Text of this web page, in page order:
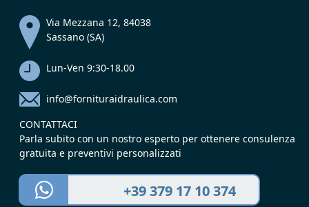
Via Mezzana 12, 84038
Sassano (SA)
Lun-Ven 9:30-18.00
info@fornituraidraulica.com
CONTATTACI
Parla subito con un nostro esperto per ottenere consulenza
gratuita e preventivi personalizzati
+39 379 17 10 374